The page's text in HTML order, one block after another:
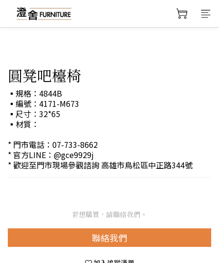
圓凳吧檯椅
▪規格：4844B
▪編號：4171-M673
▪尺寸：32*65
▪材質：
* 門市電話：07-733-8662
* 官方LINE：@gce9929j
* 歡迎至門市現場參觀諮詢 高雄市鳥松區中正路344號
若想購買，請聯絡我們。
聯絡我們